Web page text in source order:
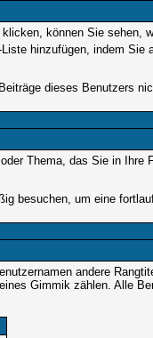
klicken, können Sie sehen,
hinzufügen, indem Sie
dieses Benutzers
Thema, das Sie in Ihre
besuchen, um eine
andere
Gimmik zählen. Alle